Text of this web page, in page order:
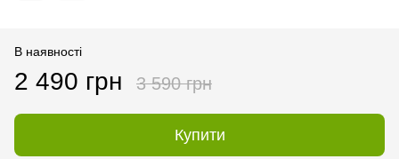
В наявності
2 490 грн 3 590 грн
Купити